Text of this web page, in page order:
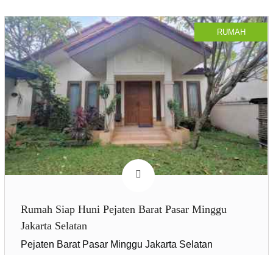
RUMAH
Rumah Siap Huni Pejaten Barat Pasar Minggu
Jakarta Selatan
Pejaten Barat Pasar Minggu Jakarta Selatan